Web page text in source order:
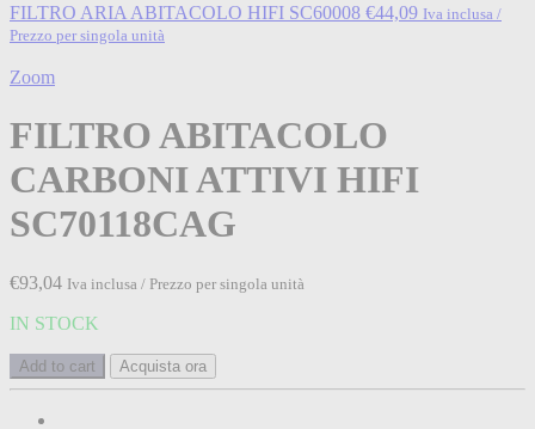
FILTRO ARIA ABITACOLO HIFI SC60008 €44,09 Iva inclusa /
Prezzo per singola unità
Zoom
FILTRO ABITACOLO
CARBONI ATTIVI HIFI
SC70118CAG
€93,04 Iva inclusa / Prezzo per singola unità
IN STOCK
Add to cart Acquista ora